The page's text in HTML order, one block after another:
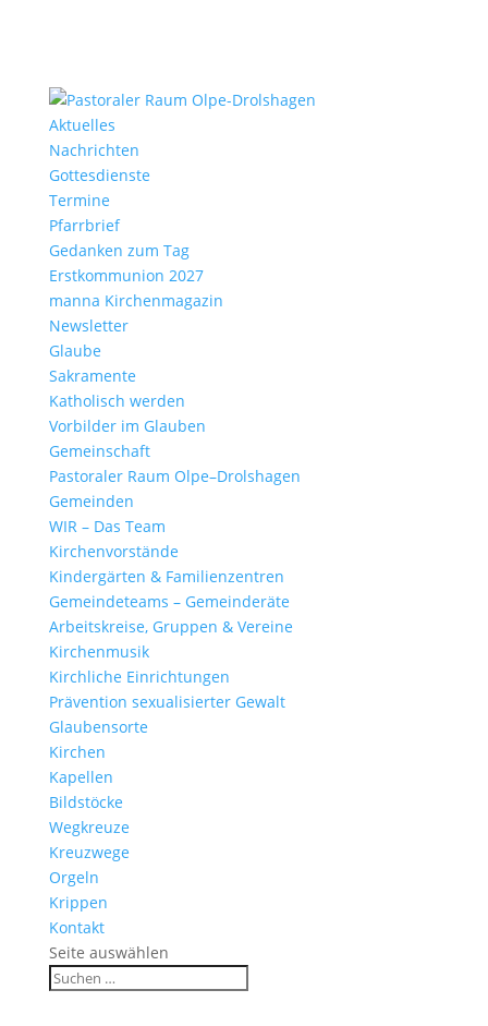
Aktu­elles
Nach­richten
Gottes­dienste
Termine
Pfarr­brief
Gedanken zum Tag
Erst­kom­mu­nion 2027
manna Kirchen­ma­gazin
News­letter
Glaube
Sakra­mente
Katho­lisch werden
Vorbilder im Glauben
Gemein­schaft
Pasto­raler Raum Olpe–Drolshagen
Gemeinden
WIR – Das Team
Kirchen­vor­stände
Kinder­gärten & Familienzentren
Gemein­de­teams – Gemeinderäte
Arbeits­kreise, Gruppen & Vereine
Kirchen­musik
Kirch­liche Einrichtungen
Präven­tion sexua­li­sierter Gewalt
Glau­ben­s­orte
Kirchen
Kapellen
Bild­stöcke
Wegkreuze
Kreuz­wege
Orgeln
Krippen
Kontakt
Seite auswählen